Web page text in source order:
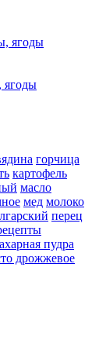
ягоды
ягоды
горчица
картофель
масло
мед молоко
перец
пудра
дрожжевое